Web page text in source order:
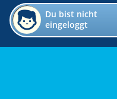
Du bist nicht
eingeloggt